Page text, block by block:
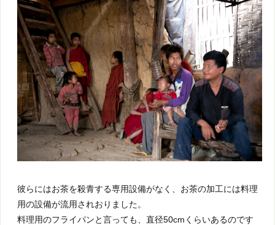
彼らにはお茶を殺青する専用設備がなく、お茶の加工には料理
用の設備が流用されおりました。
料理用のフライパンと言っても、直径50cmくらいあるのです